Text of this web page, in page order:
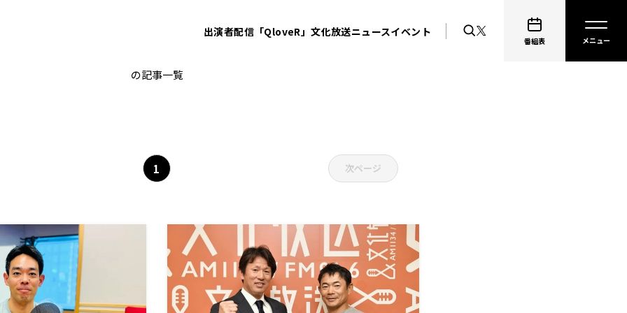
出演者配信「QloveR」文化放送ニュースイベント
番組表
年末年始特番
の記事一覧
1 次ページ